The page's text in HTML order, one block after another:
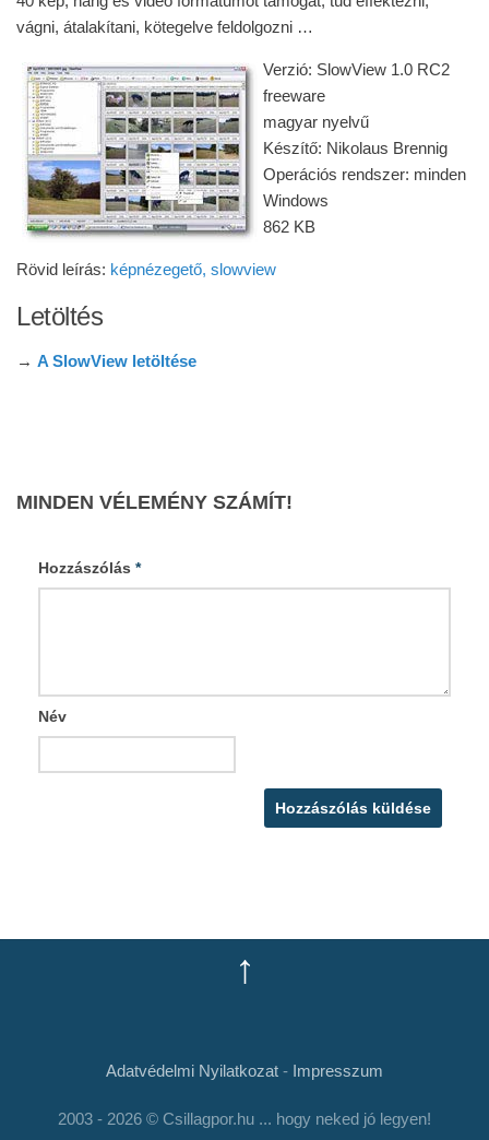
vágni, átalakítani, kötegelve feldolgozni …
Verzió: SlowView 1.0 RC2
freeware
magyar nyelvű
Készítő: Nikolaus Brennig
Operációs rendszer: minden
Windows
862 KB
Rövid leírás: képnézegető, slowview
Letöltés
→ A SlowView letöltése
MINDEN VÉLEMÉNY SZÁMÍT!
Hozzászólás *
Név
↑
Adatvédelmi Nyilatkozat - Impresszum
2003 - 2026 © Csillagpor.hu ... hogy neked jó legyen!